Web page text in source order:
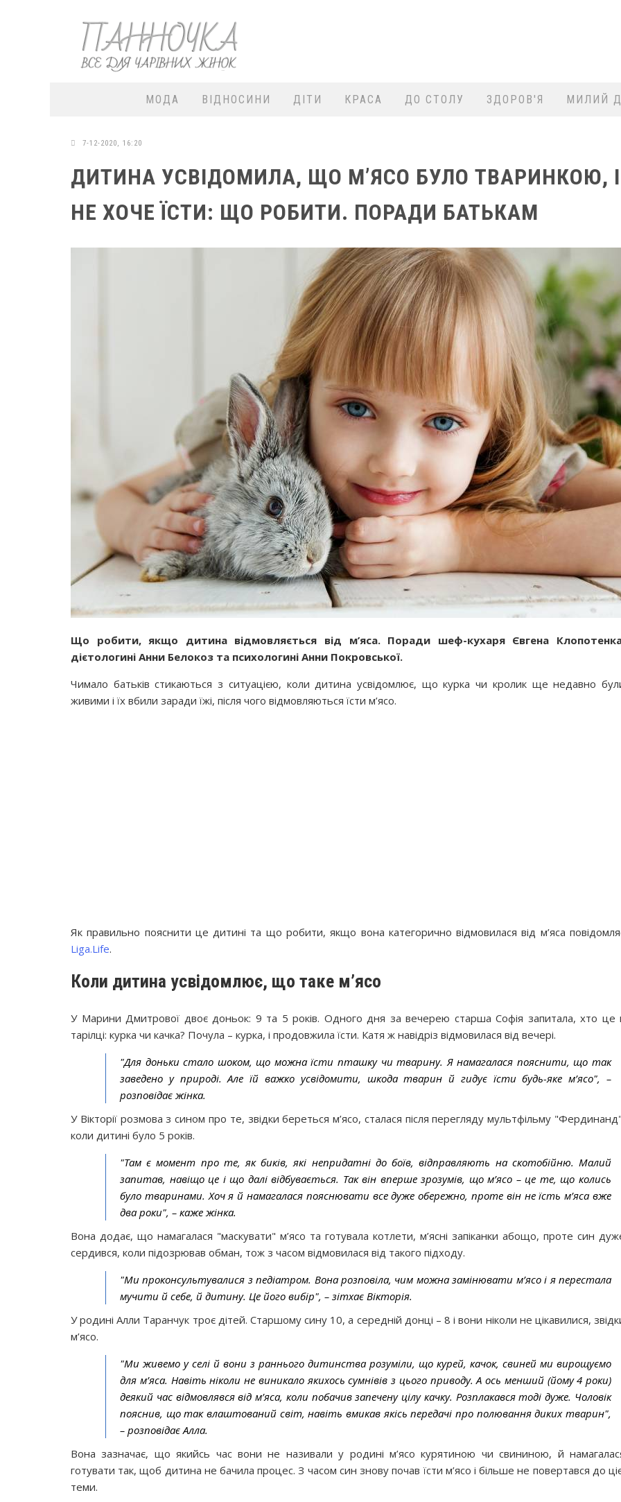
МОДА ВІДНОСИНИ ДІТИ КРАСА ДО СТОЛУ ЗДОРОВ'Я МИЛИЙ
7-12-2020, 16:20
ДИТИНА УСВІДОМИЛА, ЩО М’ЯСО БУЛО ТВАРИНКОЮ, І
НЕ ХОЧЕ ЇСТИ: ЩО РОБИТИ. ПОРАДИ БАТЬКАМ
Що робити, якщо дитина відмовляється від м’яса. Поради шеф-кухаря Євгена
дієтологині Анни Белокоз та психологині Анни Покровської.
Чимало батьків стикаються з ситуацією, коли дитина усвідомлює, що курка чи кролик ще недавно
живими і їх вбили заради їжі, після чого відмовляються їсти м’ясо.
Як правильно пояснити це дитині та що робити, якщо вона категорично відмовилася від м’яса
Liga.Life.
Коли дитина усвідомлює, що таке м’ясо
У Марини Дмитрової двоє доньок: 9 та 5 років. Одного дня за вечерею старша Софія запитала, хто це
тарілці: курка чи качка? Почула – курка, і продовжила їсти. Катя ж навідріз відмовилася від вечері.
"Для доньки стало шоком, що можна їсти пташку чи тварину. Я намагалася пояснити, що так
заведено у природі. Але їй важко усвідомити, шкода тварин й гидує їсти будь-яке м’ясо", –
розповідає жінка.
У Вікторії розмова з сином про те, звідки береться м’ясо, сталася після перегляду мультфільму
коли дитині було 5 років.
"Там є момент про те, як биків, які непридатні до боїв, відправляють на скотобійню. Малий
запитав, навіщо це і що далі відбувається. Так він вперше зрозумів, що м’ясо – це те, що колись
було тваринами. Хоч я й намагалася пояснювати все дуже обережно, проте він не їсть м’яса вже
два роки", – каже жінка.
Вона додає, що намагалася "маскувати" м’ясо та готувала котлети, м’ясні запіканки абощо, проте син
сердився, коли підозрював обман, тож з часом відмовилася від такого підходу.
"Ми проконсультувалися з педіатром. Вона розповіла, чим можна замінювати м’ясо і я перестала
мучити й себе, й дитину. Це його вибір", – зітхає Вікторія.
У родині Алли Таранчук троє дітей. Старшому сину 10, а середній донці – 8 і вони ніколи не цікавилися,
м’ясо.
"Ми живемо у селі й вони з раннього дитинства розуміли, що курей, качок, свиней ми вирощуємо
для м’яса. Навіть ніколи не виникало якихось сумнівів з цього приводу. А ось менший (йому 4 роки)
деякий час відмовлявся від м’яса, коли побачив запечену цілу качку. Розплакався тоді дуже. Чоловік
пояснив, що так влаштований світ, навіть вмикав якісь передачі про полювання диких тварин",
– розповідає Алла.
Вона зазначає, що якийсь час вони не називали у родині м’ясо курятиною чи свининою, й
готувати так, щоб дитина не бачила процес. З часом син знову почав їсти м’ясо і більше не повертався до
теми.